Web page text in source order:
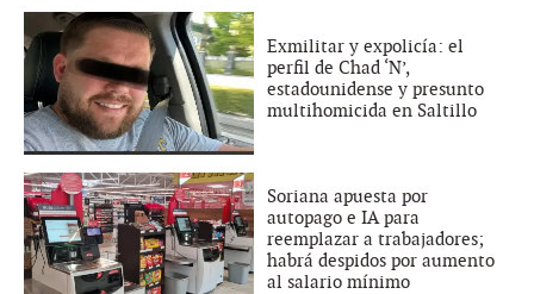
Exmilitar y expolicía: el
perfil de Chad ‘N’,
estadounidense y presunto
multihomicida en Saltillo
Soriana apuesta por
autopago e IA para
reemplazar a trabajadores;
habrá despidos por aumento
al salario mínimo